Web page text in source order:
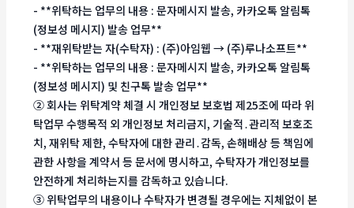
- **위탁하는 업무의 내용 : 문자메시지 발송, 카카오톡 알림톡
(정보성 메시지) 발송 업무**
- **재위탁받는 자(수탁자) : (주)아임웹 → (주)루나소프트**
- **위탁하는 업무의 내용 : 문자메시지 발송, 카카오톡 알림톡
(정보성 메시지) 및 친구톡 발송 업무**
② 회사는 위탁계약 체결 시 개인정보 보호법 제25조에 따라 위
탁업무 수행목적 외 개인정보 처리금지, 기술적․관리적 보호조
치, 재위탁 제한, 수탁자에 대한 관리․감독, 손해배상 등 책임에
관한 사항을 계약서 등 문서에 명시하고, 수탁자가 개인정보를
안전하게 처리하는지를 감독하고 있습니다.
③ 위탁업무의 내용이나 수탁자가 변경될 경우에는 지체없이 본